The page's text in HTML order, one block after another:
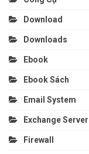
Download
Downloads
Ebook
Ebook Sách
Email System
Exchange Server
Firewall